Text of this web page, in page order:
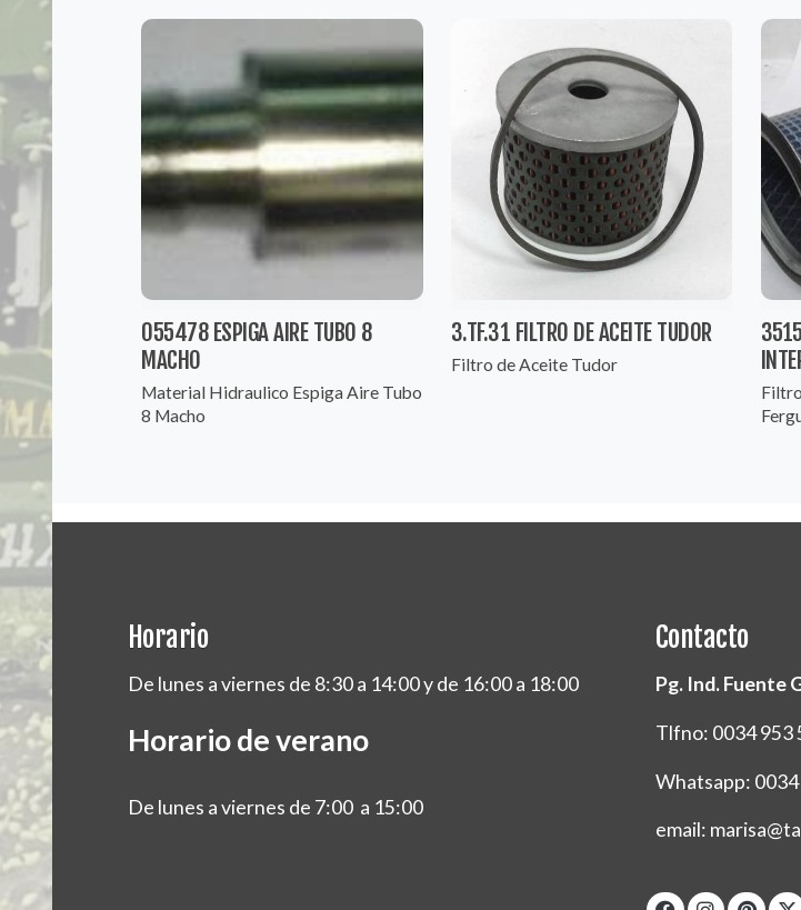
055478 ESPIGA AIRE TUBO 8
MACHO
Material Hidraulico Espiga Aire Tubo
8 Macho
3.TF.31 FILTRO DE ACEITE TUDOR
Filtro de Aceite Tudor
Horario
De lunes a viernes de 8:30 a 14:00 y de 16:00 a 18:00
Horario de verano
De lunes a viernes de 7:00 a 15:00
Contacto
Pg. Ind. Fuente
Tlfno: 0034 953
Whatsapp:
email: